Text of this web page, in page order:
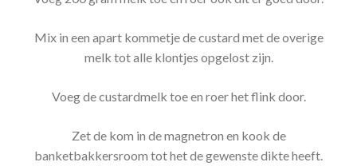
Mix in een apart kommetje de custard met de overige
melk tot alle klontjes opgelost zijn.
Voeg de custardmelk toe en roer het flink door.
Zet de kom in de magnetron en kook de
banketbakkersroom tot het de gewenste dikte heeft.